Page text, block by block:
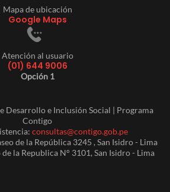
Mapa de ubicación
Google Maps
Atención al usuario
(01) 644 9006
Opción 1
Desarrollo e Inclusión Social | Programa
Contigo
consultas@contigo.gob.pe
de la República 3245 , San Isidro - Lima
de la Republica N° 3101, San Isidro - Lima